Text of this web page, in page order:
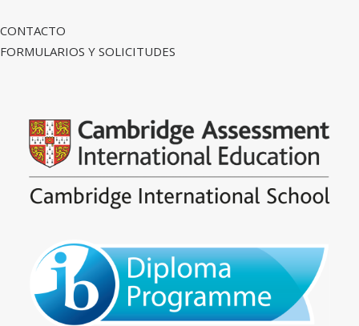
CONTACTO
FORMULARIOS Y SOLICITUDES